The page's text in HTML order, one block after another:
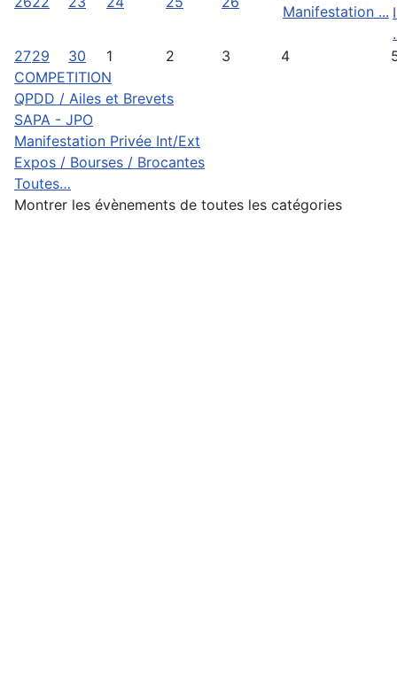
Manifestation ...
2729 30 1 2 3 4
COMPETITION
QPDD / Ailes et Brevets
SAPA - JPO
Manifestation Privée Int/Ext
Expos / Bourses / Brocantes
Toutes…
Montrer les évènements de toutes les catégories